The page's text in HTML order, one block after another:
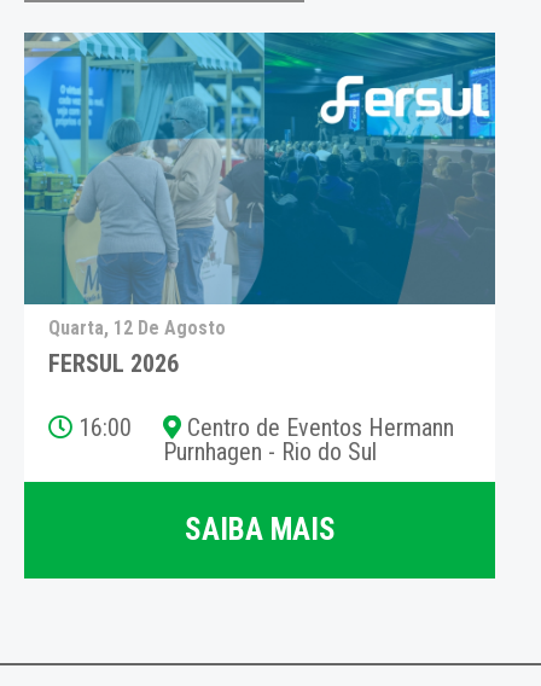
Quarta, 12 De Agosto
FERSUL 2026
16:00
Centro de Eventos Hermann
Purnhagen - Rio do Sul
SAIBA MAIS